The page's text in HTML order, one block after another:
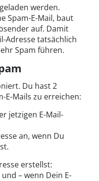
werden.
Spam-E-Mail, baut
auf. Damit
Adresse tatsächlich
Spam führen.
Du hast 2
E-Mails zu erreichen:
jetzigen E-Mail-
an, wenn Du
erstellst:
– wenn Dein E-